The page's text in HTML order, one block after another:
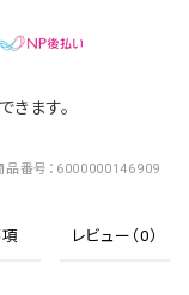
ます。
品番号 6000000146909
レビュー（0）